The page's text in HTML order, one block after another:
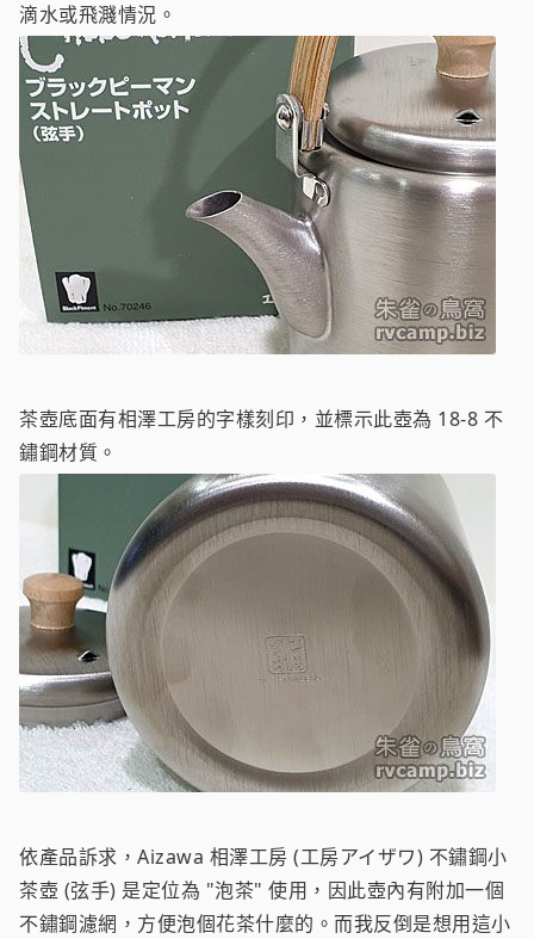
滴水或飛濺情況。
茶壺底面有相澤工房的字樣刻印，並標示此壺為 18-8 不
鏽鋼材質。
依產品訴求，Aizawa 相澤工房 (工房アイザワ) 不鏽鋼小
茶壺 (弦手) 是定位為 "泡茶" 使用，因此壺內有附加一個
不鏽鋼濾網，方便泡個花茶什麼的。而我反倒是想用這小